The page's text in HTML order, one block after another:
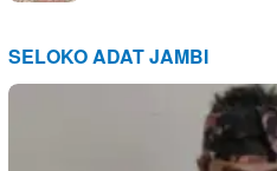
SELOKO ADAT JAMBI